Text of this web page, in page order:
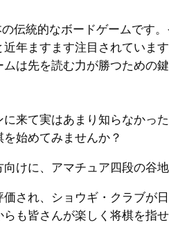
伝統的なボードゲームです
年ますます注目されています
は先を読む力が勝つための
来て実はあまり知らなかっ
始めてみませんか？
けに、アマチュア四段の谷
され、ショウギ・クラブが
も皆さんが楽しく将棋を指